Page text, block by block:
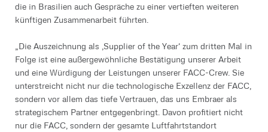
die in Brasilien auch Gespräche zu einer vertieften weiteren
künftigen Zusammenarbeit führten.
„Die Auszeichnung als ‚Supplier of the Year‘ zum dritten Mal in
Folge ist eine außergewöhnliche Bestätigung unserer Arbeit
und eine Würdigung der Leistungen unserer FACC-Crew. Sie
unterstreicht nicht nur die technologische Exzellenz der FACC,
sondern vor allem das tiefe Vertrauen, das uns Embraer als
strategischem Partner entgegenbringt. Davon profitiert nicht
nur die FACC, sondern der gesamte Luftfahrtstandort